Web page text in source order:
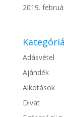
2019.
Adásvétel
Ajándék
Alkotások
Divat